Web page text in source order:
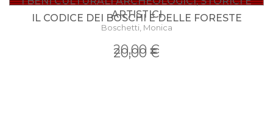
ARTISTICI
Boschetti, Monica
20,00 €
IL CODICE DEI BOSCHI E DELLE FORESTE
20,00 €